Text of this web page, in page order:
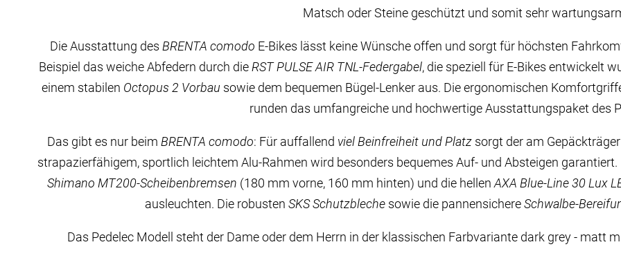
Matsch oder Steine geschützt und somit sehr
Die Ausstattung des BRENTA comodo E-Bikes lässt keine Wünsche offen und sorgt für höchsten
Beispiel das weiche Abfedern durch dieRST PULSE AIR TNL-Federgabel, die speziell für E-Bikes entwickelt
einem stabilen Octopus 2 Vorbau sowie dem bequemen Bügel-Lenker aus. Die ergonomischen
runden das umfangreiche und hochwertige Ausstattungspaket des
Das gibt es nur beim BRENTA comodo: Für auffallend viel Beinfreiheit und Platz sorgt der am
strapazierfähigem, sportlich leichtem Alu-Rahmen wird besonders bequemes Auf- und Absteigen
Shimano MT200-Scheibenbremsen (180 mm vorne, 160 mm hinten) und die hellen AXA Blue-Line 30 Lux
ausleuchten. Die robusten SKS Schutzbleche sowie die pannensichereSchwalbe-
Das Pedelec Modell steht der Dame oder dem Herrn in der klassischen Farbvariante dark grey - matt